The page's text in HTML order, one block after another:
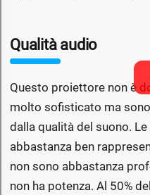
Qualità audio
Questo proiettore non è
molto sofisticato ma
dalla qualità del suono.
abbastanza ben
non sono abbastanza
non ha potenza. Al 50%